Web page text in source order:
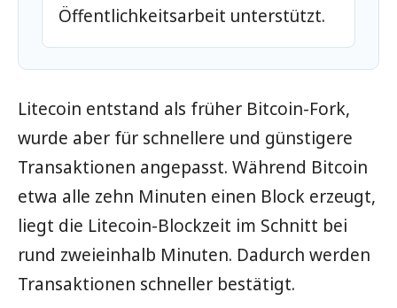
Öffentlichkeitsarbeit unterstützt.
Litecoin entstand als früher Bitcoin-Fork,
wurde aber für schnellere und günstigere
Transaktionen angepasst. Während Bitcoin
etwa alle zehn Minuten einen Block erzeugt,
liegt die Litecoin-Blockzeit im Schnitt bei
rund zweieinhalb Minuten. Dadurch werden
Transaktionen schneller bestätigt.